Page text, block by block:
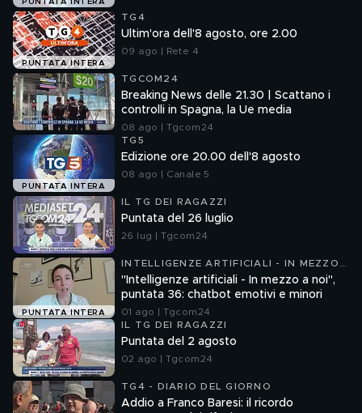
PUNTATA INTERA
PUNTATA INTERA
TG4
Ultim'ora dell'8 agosto, ore 2.00
09 ago | Rete 4
TGCOM24
Breaking News delle 21.30 | Scattano i
controlli in Spagna, la Ue media
08 ago | Tgcom24
PUNTATA INTERA
TG5
Edizione ore 20.00 dell'8 agosto
08 ago | Canale 5
IL TG DEI RAGAZZI
Puntata del 26 luglio
26 lug | Tgcom24
PUNTATA INTERA
INTELLIGENZE ARTIFICIALI - IN MEZZO
A NOI
"Intelligenze artificiali - In mezzo a noi",
puntata 36: chatbot emotivi e minori
01 ago | Tgcom24
IL TG DEI RAGAZZI
Puntata del 2 agosto
02 ago | Tgcom24
TG4 - DIARIO DEL GIORNO
Addio a Franco Baresi: il ricordo